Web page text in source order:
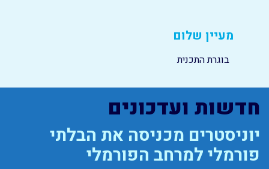
מעיין שלום
בוגרת התכנית
חדשות ועדכונים
יוניסטרים מכניסה את הבלתי
פורמלי למרחב הפורמלי